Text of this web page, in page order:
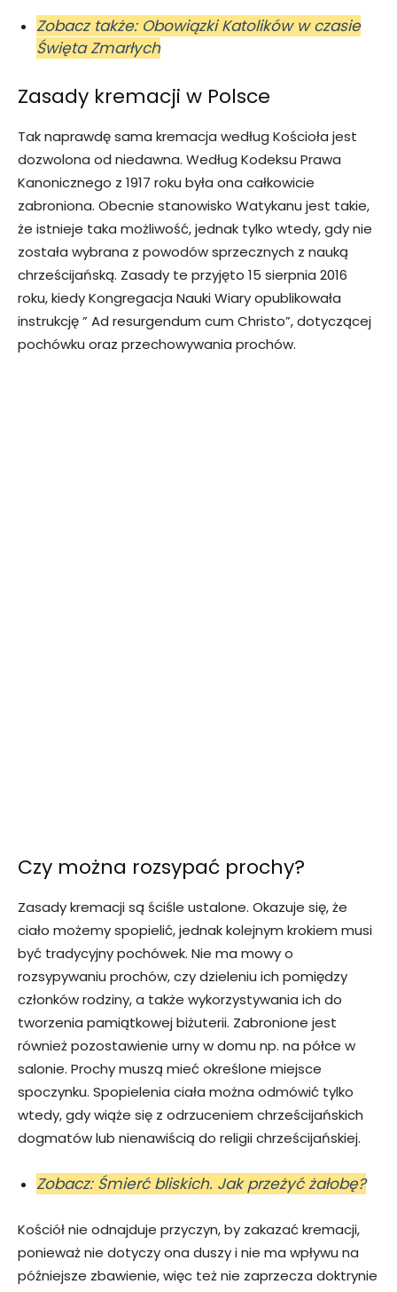
Zobacz także: Obowiązki Katolików w czasie
Święta Zmarłych
Zasady kremacji w Polsce
Tak naprawdę sama kremacja według Kościoła jest
dozwolona od niedawna. Według Kodeksu Prawa
Kanonicznego z 1917 roku była ona całkowicie
zabroniona. Obecnie stanowisko Watykanu jest takie,
że istnieje taka możliwość, jednak tylko wtedy, gdy nie
została wybrana z powodów sprzecznych z nauką
chrześcijańską. Zasady te przyjęto 15 sierpnia 2016
roku, kiedy Kongregacja Nauki Wiary opublikowała
instrukcję ” Ad resurgendum cum Christo”, dotyczącej
pochówku oraz przechowywania prochów.
Czy można rozsypać prochy?
Zasady kremacji są ściśle ustalone. Okazuje się, że
ciało możemy spopielić, jednak kolejnym krokiem musi
być tradycyjny pochówek. Nie ma mowy o
rozsypywaniu prochów, czy dzieleniu ich pomiędzy
członków rodziny, a także wykorzystywania ich do
tworzenia pamiątkowej biżuterii. Zabronione jest
również pozostawienie urny w domu np. na półce w
salonie. Prochy muszą mieć określone miejsce
spoczynku. Spopielenia ciała można odmówić tylko
wtedy, gdy wiąże się z odrzuceniem chrześcijańskich
dogmatów lub nienawiścią do religii chrześcijańskiej.
Zobacz: Śmierć bliskich. Jak przeżyć żałobę?
Kościół nie odnajduje przyczyn, by zakazać kremacji,
ponieważ nie dotyczy ona duszy i nie ma wpływu na
późniejsze zbawienie, więc też nie zaprzecza doktrynie